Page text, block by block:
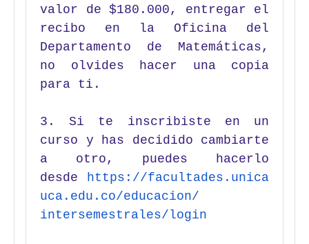
valor de $180.000, entregar el
recibo en la Oficina del
Departamento de Matemáticas,
no olvides hacer una copia
para ti.
3. Si te inscribiste en un
curso y has decidido cambiarte
a otro, puedes hacerlo
desde
https://facultades.unica
uca. edu.co/educacion/
intersemestrales/login